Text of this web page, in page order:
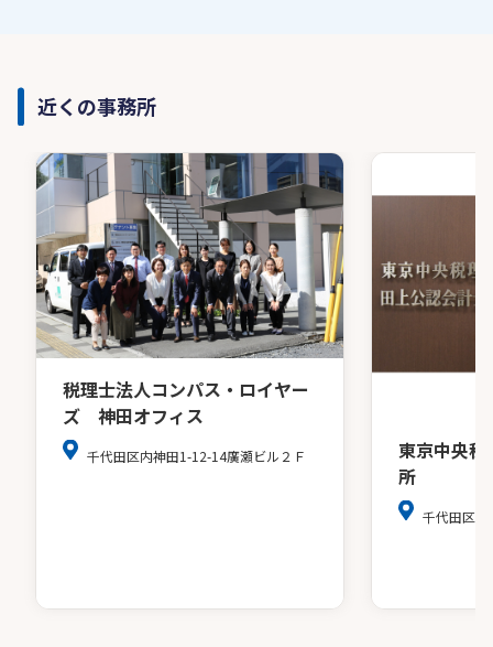
近くの事務所
税理士法人コンパス・ロイヤー
ズ 神田オフィス
千代田区内神田1-12-14廣瀬ビル２Ｆ
東京中央
所
千代田区麹